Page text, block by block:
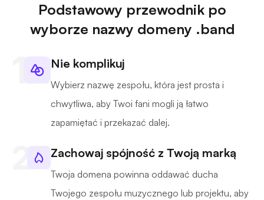
Podstawowy przewodnik po
wyborze nazwy domeny .band
Nie komplikuj
Wybierz nazwę zespołu, która jest prosta i
chwytliwa, aby Twoi fani mogli ją łatwo
zapamiętać i przekazać dalej.
Zachowaj spójność z Twoją marką
Twoja domena powinna oddawać ducha
Twojego zespołu muzycznego lub projektu, aby